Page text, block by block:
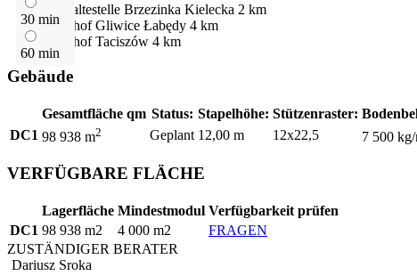
30 min
60 min
Bushaltestelle Brzezinka Kielecka 2 km
Bahnhof Gliwice Łabędy 4 km
Bahnhof Taciszów 4 km
Gebäude
Gesamtfläche qm Status: Stapelhöhe: Stützenraster:
DC1 98 938 m2 Geplant 12,00 m 12x22,5 7 500
VERFÜGBARE FLÄCHE
Lagerfläche Mindestmodul Verfügbarkeit prüfen
DC1 98 938 m2 4 000 m2
FRAGEN
ZUSTÄNDIGER BERATER
Dariusz Sroka